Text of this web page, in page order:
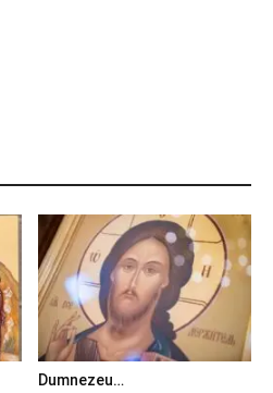
Dumnezeu…